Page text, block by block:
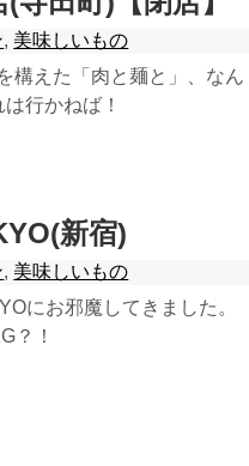
, 美味しいもの
構えた「肉と麺と」、なん
行かねば！
新宿)
, 美味しいもの
にお邪魔してきました。
？！